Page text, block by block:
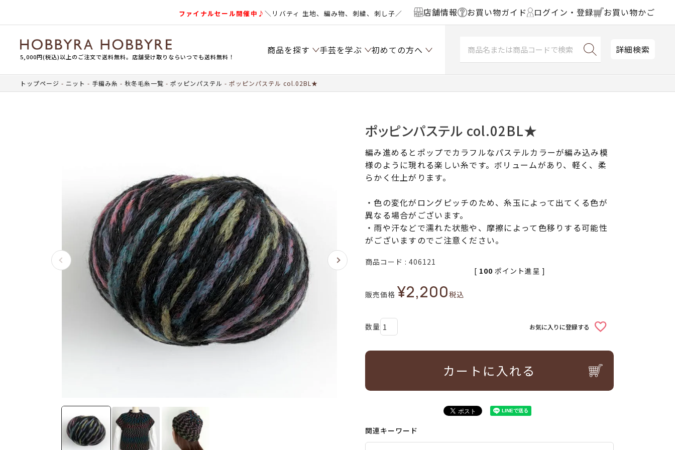
ファイナルセール開催中♪＼リバティ 生地、編み物、刺繍、刺し子／ 店舗情報 お買い物ガイド ログイン・登録 お買い物かご
5,000円(税込)以上のご注文で送料無料。店舗受け取りならいつでも送料無料！
商品を探す 手芸を学ぶ 初めての方へ 詳細検索
トップページ ニット 手編み糸 秋冬毛糸一覧 ポッピンパステル ポッピンパステル col.02BL★
ポッピンパステル col.02BL★
編み進めるとポップでカラフルなパステルカラーが編み込み模
様のように現れる楽しい糸です。ボリュームがあり、軽く、柔
らかく仕上がります。
・色の変化がロングピッチのため、糸玉によって出てくる色が
異なる場合がございます。
・雨や汗などで濡れた状態や、摩擦によって色移りする可能性
がございますのでご注意ください。
商品コード 406121
販売価格 ¥2,200税込
[ 100 ポイント進呈 ]
お気に入りに登録する
カートに入れる
関連キーワード